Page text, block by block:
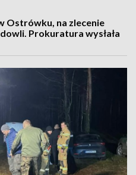
Ostrówku, na zlecenie
Prokuratura wysłała